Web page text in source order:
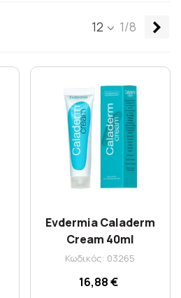
12 1/8
Evdermia Caladerm
Cream 40ml
Κωδικός: 03265
16,88 €